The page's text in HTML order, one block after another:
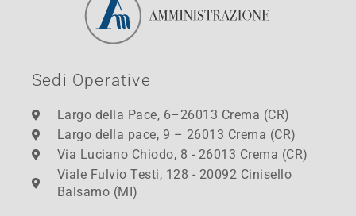
Sedi Operative
Largo della Pace, 6–26013 Crema (CR)
Largo della pace, 9 – 26013 Crema (CR)
Via Luciano Chiodo, 8 - 26013 Crema (CR)
Viale Fulvio Testi, 128 - 20092 Cinisello
Balsamo (MI)